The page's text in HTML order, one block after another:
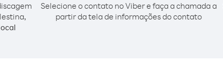
Selecione o contato no Viber e faça a chamada a
partir da tela de informações do contato